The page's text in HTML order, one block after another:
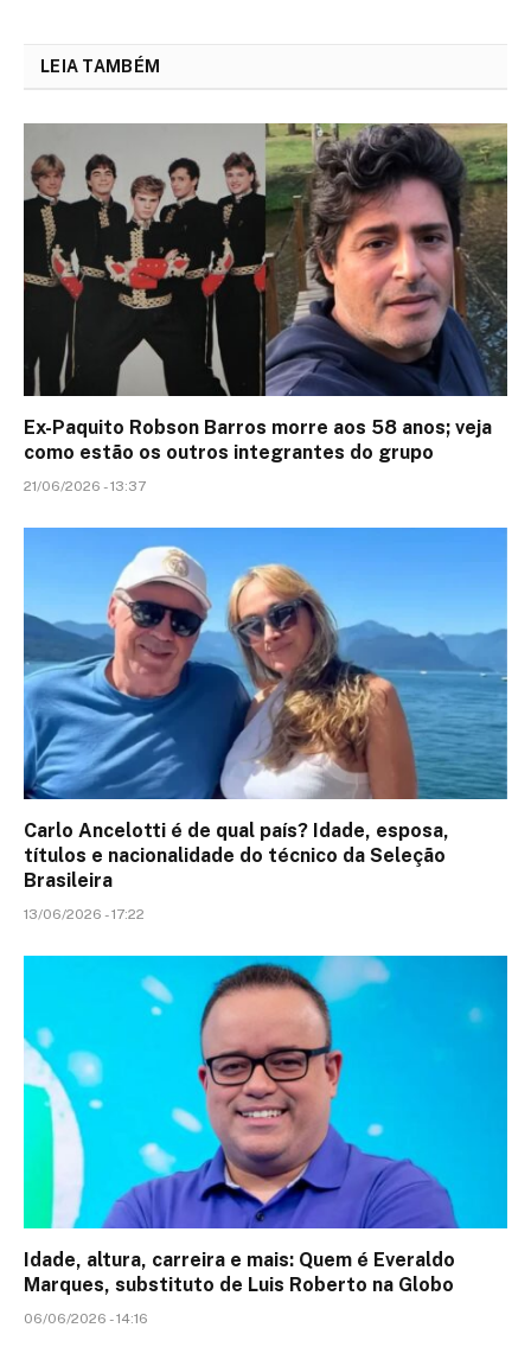
LEIA TAMBÉM
Ex-Paquito Robson Barros morre aos 58 anos; veja
como estão os outros integrantes do grupo
21/06/2026 - 13:37
Carlo Ancelotti é de qual país? Idade, esposa,
títulos e nacionalidade do técnico da Seleção
Brasileira
13/06/2026 - 17:22
Idade, altura, carreira e mais: Quem é Everaldo
Marques, substituto de Luis Roberto na Globo
06/06/2026 - 14:16